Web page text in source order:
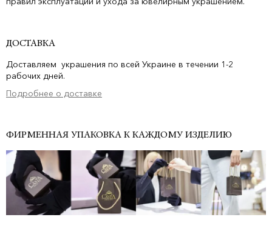
ДОСТАВКА
Доставляем украшения по всей Украине в течении 1-2
рабочих дней.
Подробнее о доставке
ФИРМЕННАЯ УПАКОВКА К КАЖДОМУ ИЗДЕЛИЮ